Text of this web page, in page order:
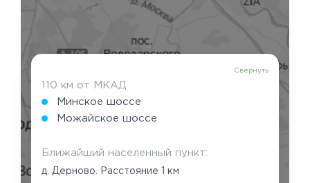
Свернуть
110 км от МКАД
Минское шоссе
Можайское шоссе
Ближайший населенный пункт:
д. Дерново. Расстояние 1 км